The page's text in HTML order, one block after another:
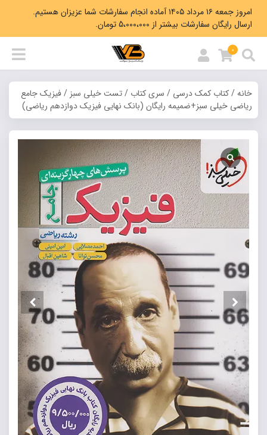
امروز جمعه ۱۶ مرداد ۱۴۰۵ آماده انجام سفارشات شما عزیزان هستیم.
ارسال رایگان سفارشات بیشتر از 5،000،000 تومان.
0
خانه/کتاب کمک درسی / سری کتاب /تست خیلی سبز / فیزیک جامع
ریاضی خیلی سبز+ضمیمه رایگان (بانک نهایی فیزیک دوازدهم ریاضی)